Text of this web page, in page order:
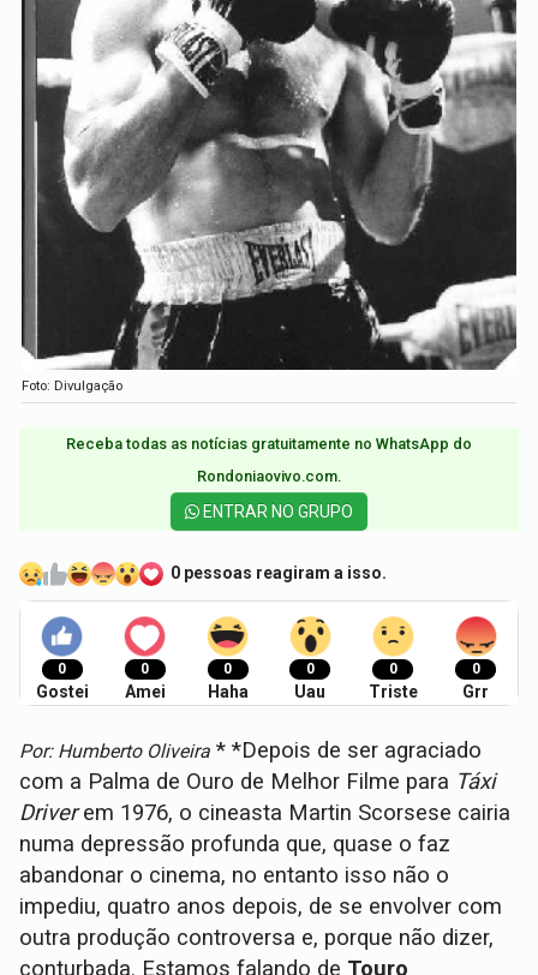
Foto: Divulgação
Receba todas as notícias gratuitamente no WhatsApp do
Rondoniaovivo.com.​
ENTRAR NO GRUPO
0 pessoas reagiram a isso.
0
Gostei
0
Amei
0
Haha
0
Uau
0
Triste
0
Grr
Por: Humberto Oliveira * *Depois de ser agraciado
com a Palma de Ouro de Melhor Filme para Táxi
Driverem 1976, o cineasta Martin Scorsese cairia
numa depressão profunda que, quase o faz
abandonar o cinema, no entanto isso não o
impediu, quatro anos depois, de se envolver com
outra produção controversa e, porque não dizer,
conturbada. Estamos falando de Touro